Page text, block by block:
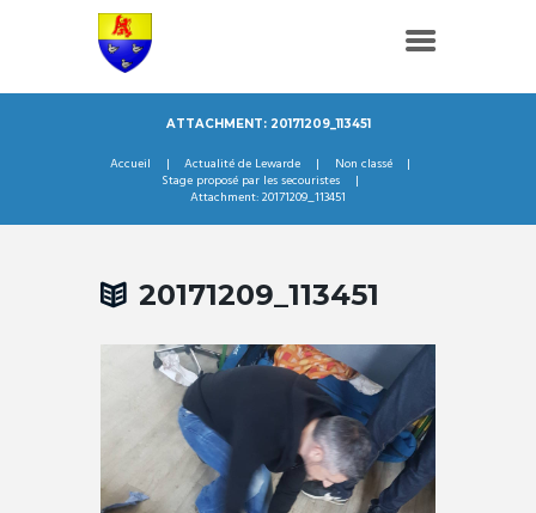
ATTACHMENT: 20171209_113451
Accueil Actualité de Lewarde
Non classé
Stage proposé par les secouristes
Attachment: 20171209_113451
20171209_113451